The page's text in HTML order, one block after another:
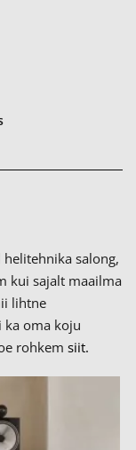
salong,
kui sajalt maailma
lihtne
ka oma koju
rohkem siit.